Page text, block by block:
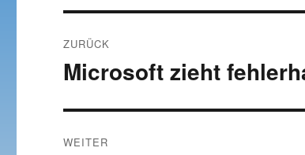
ZURÜCK
Vorheriger
Microsoft zieht
WEITER